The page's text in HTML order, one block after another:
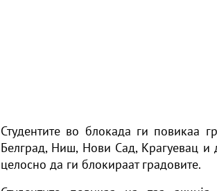
Студентите во блокада ги повикаа
Белград, Ниш, Нови Сад, Крагуевац и
целосно да ги блокираат градовите.